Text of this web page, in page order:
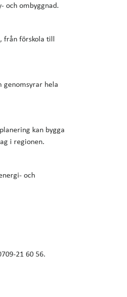
och ombyggnad.
förskola till
genomsyrar hela
kan bygga
i regionen.
och
21 60 56.